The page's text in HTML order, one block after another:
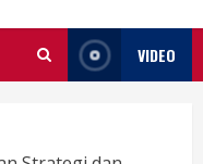
VIDEO